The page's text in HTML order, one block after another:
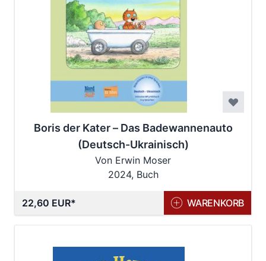
Boris der Kater – Das Badewannenauto
(Deutsch-Ukrainisch)
Von Erwin Moser
2024, Buch
22,60 EUR WARENKORB